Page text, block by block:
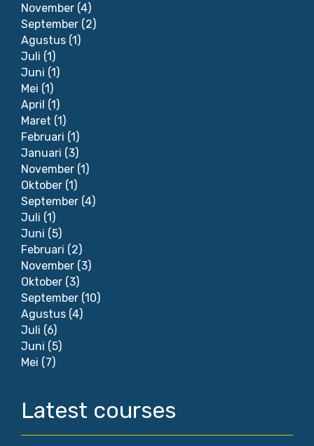
November (4)
September (2)
Agustus (1)
Juli (1)
Juni (1)
Mei (1)
April (1)
Maret (1)
Februari (1)
Januari (3)
November (1)
Oktober (1)
September (4)
Juli (1)
Juni (5)
Februari (2)
November (3)
Oktober (3)
September (10)
Agustus (4)
Juli (6)
Juni (5)
Mei (7)
Latest courses